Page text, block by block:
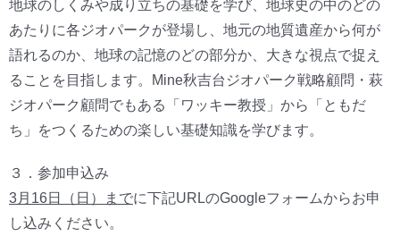
地球のしくみや成り立ちの基礎を学び、地球史の中のどの
あたりに各ジオパークが登場し、地元の地質遺産から何が
語れるのか、地球の記憶のどの部分か、大きな視点で捉え
ることを目指します。Mine秋吉台ジオパーク戦略顧問・萩
ジオパーク顧問でもある「ワッキー教授」から「ともだ
ち」をつくるための楽しい基礎知識を学びます。
３．参加申込み
3月16日（日）までに下記URLのGoogleフォームからお申
し込みください。